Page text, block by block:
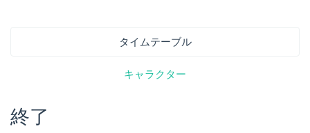
タイムテーブル
キャラクター
終了